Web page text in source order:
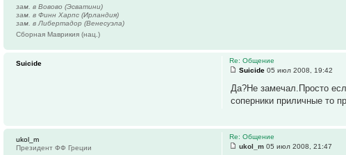
зам. в Вовово (Эсватини)
зам. в Финн Харпс (Ирландия)
зам. в Либертадор (Венесуэла)
Сборная Маврикия (нац.)
Re: Общение
Suicide 05 июл 2008, 19:42
Да?Не замечал.Просто
соперники приличные то
Suicide
Re: Общение
ukol_m 05 июл 2008, 21:47
ukol_m
Президент ФФ Греции